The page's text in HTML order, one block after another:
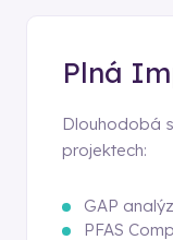
Plná
Dlouhodobá
projektech:
GAP
PFAS